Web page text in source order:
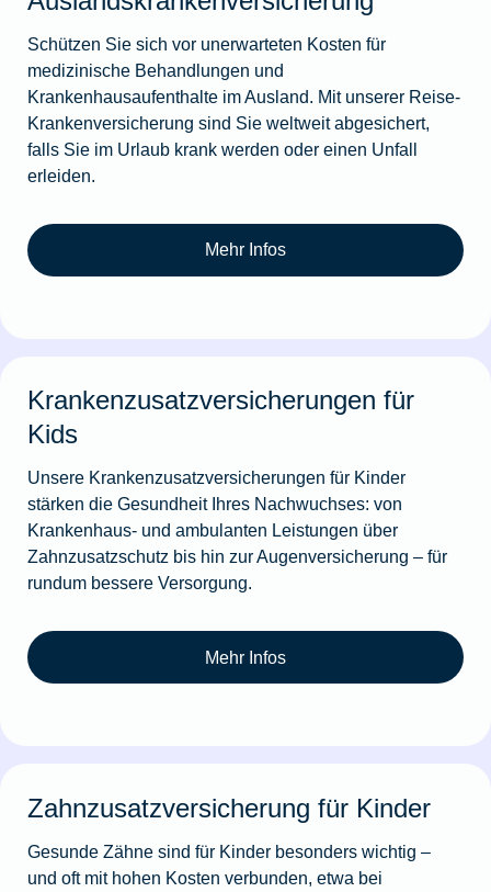
Schützen Sie sich vor unerwarteten Kosten für
medizinische Behandlungen und
Krankenhausaufenthalte im Ausland. Mit unserer Reise-
Krankenversicherung sind Sie weltweit abgesichert,
falls Sie im Urlaub krank werden oder einen Unfall
erleiden.
Mehr Infos
Krankenzusatzversicherungen für
Kids
Unsere Krankenzusatzversicherungen für Kinder
stärken die Gesundheit Ihres Nachwuchses: von
Krankenhaus- und ambulanten Leistungen über
Zahnzusatzschutz bis hin zur Augenversicherung – für
rundum bessere Versorgung.
Mehr Infos
Zahnzusatzversicherung für Kinder
Gesunde Zähne sind für Kinder besonders wichtig –
und oft mit hohen Kosten verbunden, etwa bei